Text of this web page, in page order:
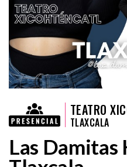
TEATRO
TLAXCALA
Las Damitas